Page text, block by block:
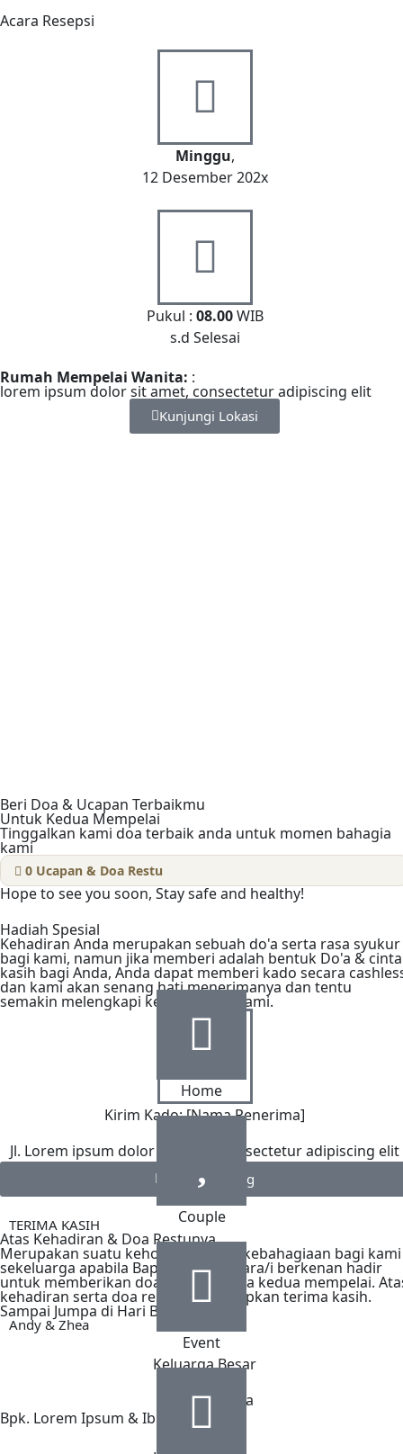
Acara Resepsi
Minggu,
12 Desember 202x
Pukul : 08.00WIB
s.d Selesai
Rumah Mempelai Wanita: :
lorem ipsum dolor sit amet, consectetur adipiscing elit
Kunjungi Lokasi
Beri Doa & Ucapan Terbaikmu
Untuk Kedua Mempelai
Tinggalkan kami doa terbaik anda untuk momen bahagia
kami
0 Ucapan & Doa Restu
Hope to see you soon, Stay safe and healthy!
Hadiah Spesial
Kehadiran Anda merupakan sebuah do'a serta rasa syukur
bagi kami, namun jika memberi adalah bentuk Do'a & cinta
kasih bagi Anda, Anda dapat memberi kado secara
dan kami akan senang hati menerimanya dan tentu
semakin melengkapi kebahagiaan kami.
Kirim Kado: [Nama Penerima]
Jl. Lorem ipsum dolor sit amet, consectetur adipiscing elit
Lihat Rekening
TERIMA KASIH
Atas Kehadiran & Doa Restunya
Merupakan suatu kehormatan dan kebahagiaan bagi kami
sekeluarga apabila Bapak/Ibu/Saudara/i berkenan hadir
untuk memberikan doa restu kepada kedua mempelai.
kehadiran serta doa restu, kami ucapkan terima kasih.
Sampai Jumpa di Hari Bahagia Kami,
Andy & Zhea
Keluarga Besar
Mempelai Pria
Bpk. Lorem Ipsum & Ibu Dolor Sit
Home
Couple
Event